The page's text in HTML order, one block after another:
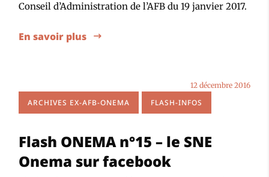
Conseil d’Administration de l’AFB du 19 janvier 2017.
En savoir plus
ARCHIVES EX-AFB-ONEMA FLASH-INFOS
12 décembre 2016
Flash ONEMA n°15 – le SNE
Onema sur facebook